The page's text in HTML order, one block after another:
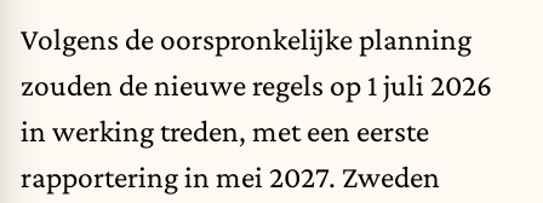
Volgens de oorspronkelijke planning
zouden de nieuwe regels op 1 juli 2026
in werking treden, met een eerste
rapportering in mei 2027. Zweden